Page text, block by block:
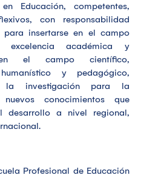
Educación, competentes,
con responsabilidad
insertarse en el campo
excelencia académica y
el campo científico,
y pedagógico,
la investigación para la
conocimientos que
desarrollo a nivel regional,
Profesional de Educación